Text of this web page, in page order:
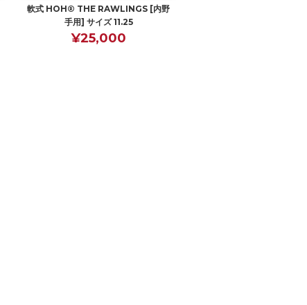
軟式 HOH® THE RAWLINGS [内野
手用] サイズ 11.25
¥25,000